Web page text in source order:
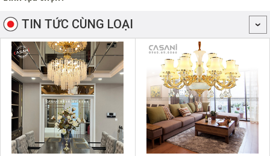
TIN TỨC CÙNG LOẠI